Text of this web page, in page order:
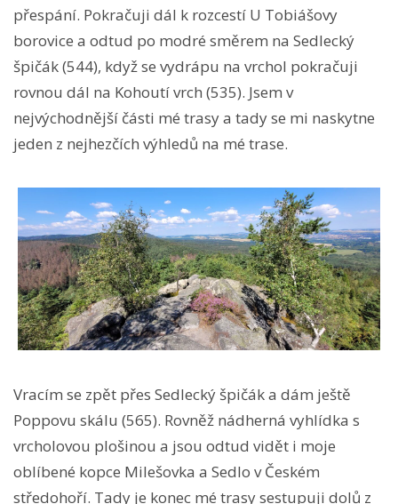
přespání. Pokračuji dál k rozcestí U Tobiášovy
borovice a odtud po modré směrem na Sedlecký
špičák (544), když se vydrápu na vrchol pokračuji
rovnou dál na Kohoutí vrch (535). Jsem v
nejvýchodnější části mé trasy a tady se mi naskytne
jeden z nejhezčích výhledů na mé trase.
Vracím se zpět přes Sedlecký špičák a dám ještě
Poppovu skálu (565). Rovněž nádherná vyhlídka s
vrcholovou plošinou a jsou odtud vidět i moje
oblíbené kopce Milešovka a Sedlo v Českém
středohoří. Tady je konec mé trasy sestupuji dolů z